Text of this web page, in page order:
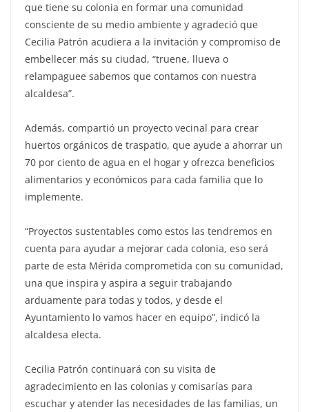
que tiene su colonia en formar una comunidad
consciente de su medio ambiente y agradeció que
Cecilia Patrón acudiera a la invitación y compromiso de
embellecer más su ciudad, “truene, llueva o
relampaguee sabemos que contamos con nuestra
alcaldesa”.
Además, compartió un proyecto vecinal para crear
huertos orgánicos de traspatio, que ayude a ahorrar un
70 por ciento de agua en el hogar y ofrezca beneficios
alimentarios y económicos para cada familia que lo
implemente.
“Proyectos sustentables como estos las tendremos en
cuenta para ayudar a mejorar cada colonia, eso será
parte de esta Mérida comprometida con su comunidad,
una que inspira y aspira a seguir trabajando
arduamente para todas y todos, y desde el
Ayuntamiento lo vamos hacer en equipo”, indicó la
alcaldesa electa.
Cecilia Patrón continuará con su visita de
agradecimiento en las colonias y comisarías para
escuchar y atender las necesidades de las familias, un